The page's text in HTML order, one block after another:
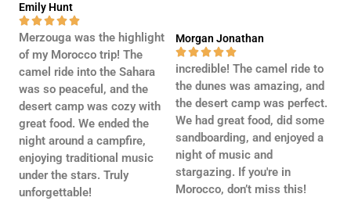
Emily Hunt

Merzouga was the highlight
of my Morocco trip! The
camel ride into the Sahara
was so peaceful, and the
desert camp was cozy with
great food. We ended the
night around a campfire,
enjoying traditional music
under the stars. Truly
unforgettable!
Morgan Jonathan

incredible! The camel ride to
the dunes was amazing, and
the desert camp was perfect.
We had great food, did some
sandboarding, and enjoyed a
night of music and
stargazing. If you're in
Morocco, don’t miss this!